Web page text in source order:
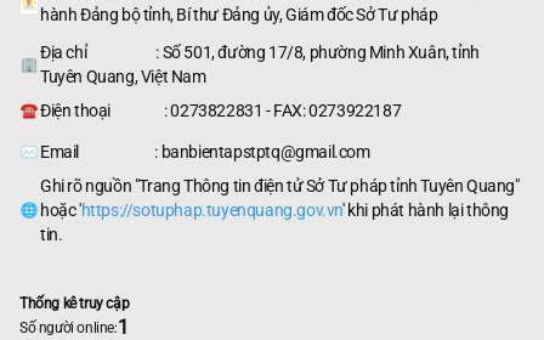
hành Đảng bộ tỉnh, Bí thư Đảng ủy, Giám đốc Sở Tư pháp
Địa chỉ : Số 501, đường 17/8, phường Minh Xuân, tỉnh
Tuyên Quang, Việt Nam
Điện thoại : 0273822831 - FAX: 0273922187
Email : banbientapstptq@gmail.com
Ghi rõ nguồn "Trang Thông tin điện tử Sở Tư pháp tỉnh Tuyên Quang"
hoặc 'https://sotuphap.tuyenquang.gov.vn' khi phát hành lại thông
tin.
Thống kê truy cập
Số người online:1